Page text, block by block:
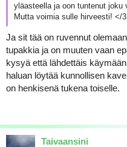
yläasteella ja oon tuntenut joku
Mutta voimia sulle hirveesti! </3
Ja sit tää on ruvennut
tupakkia ja on muuten vaan
kysyä että lähdettäis
haluan löytää kunnollisen
on henkisenä tukena toiselle.
Taivaansini